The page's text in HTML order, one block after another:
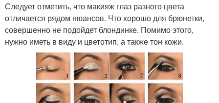
Следует отметить, что макияж глаз разного цвета
отличается рядом нюансов. Что хорошо для брюнетки,
совершенно не подойдет блондинке. Помимо этого,
нужно иметь в виду и цветотип, а также тон кожи.